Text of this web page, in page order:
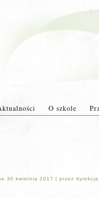
O szkole
30 kwietnia 2017 | przez dyrekcja